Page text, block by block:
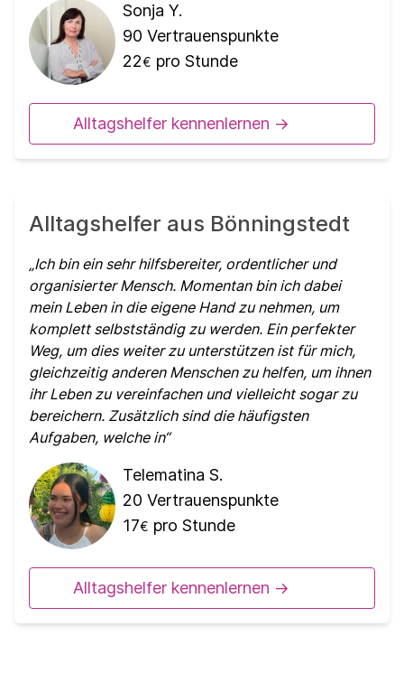
Sonja Y.
90 Vertrauenspunkte
22€ pro Stunde
Alltagshelfer kennenlernen ->
Alltagshelfer aus Bönningstedt
Ich bin ein sehr hilfsbereiter, ordentlicher und
organisierter Mensch. Momentan bin ich dabei
mein Leben in die eigene Hand zu nehmen, um
komplett selbstständig zu werden. Ein perfekter
Weg, um dies weiter zu unterstützen ist für mich,
gleichzeitig anderen Menschen zu helfen, um ihnen
ihr Leben zu vereinfachen und vielleicht sogar zu
bereichern. Zusätzlich sind die häufigsten
Aufgaben, welche in
Telematina S.
20 Vertrauenspunkte
17€ pro Stunde
Alltagshelfer kennenlernen ->